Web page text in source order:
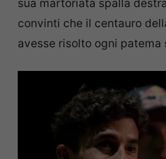
sua martoriata spalla
convinti che il centauro
avesse risolto ogni patema